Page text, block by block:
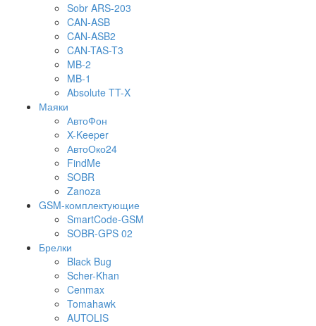
Sobr ARS-203
CAN-ASB
CAN-ASB2
CAN-TAS-T3
MB-2
MB-1
Absolute TT-X
Маяки
АвтоФон
X-Keeper
АвтоОко24
FindMe
SOBR
Zanoza
GSM-комплектующие
SmartCode-GSM
SOBR-GPS 02
Брелки
Black Bug
Scher-Khan
Cenmax
Tomahawk
AUTOLIS